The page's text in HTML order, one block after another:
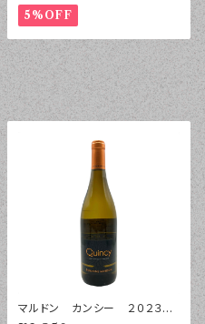
5%OFF
マルドン カンシー ２０２３